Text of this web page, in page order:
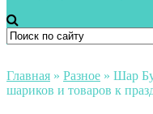
Главная » Разное » Шар
шариков и товаров к